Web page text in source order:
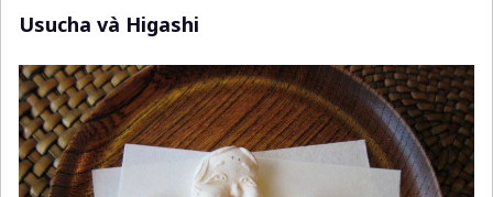
Usucha và Higashi